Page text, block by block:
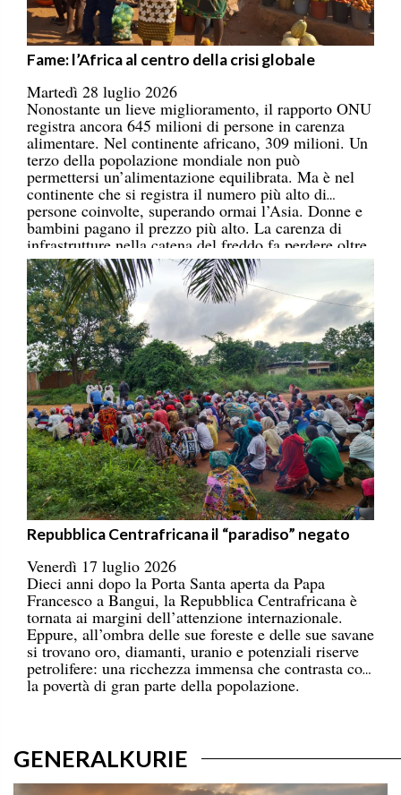
Fame: l’Africa al centro della crisi globale
Martedì 28 luglio 2026
Nonostante un lieve miglioramento, il rapporto ONU
registra ancora 645 milioni di persone in carenza
alimentare. Nel continente africano, 309 milioni. Un
terzo della popolazione mondiale non può
permettersi un’alimentazione equilibrata. Ma è nel
continente che si registra il numero più alto di
persone coinvolte, superando ormai l’Asia. Donne e
bambini pagano il prezzo più alto. La carenza di
infrastrutture nella catena del freddo fa perdere oltre
un terzo della produzione di frutta, verdura, pesce e
latticini.
Repubblica Centrafricana il “paradiso” negato
Venerdì 17 luglio 2026
Dieci anni dopo la Porta Santa aperta da Papa
Francesco a Bangui, la Repubblica Centrafricana è
tornata ai margini dell’attenzione internazionale.
Eppure, all’ombra delle sue foreste e delle sue savane
si trovano oro, diamanti, uranio e potenziali riserve
petrolifere: una ricchezza immensa che contrasta con
la povertà di gran parte della popolazione.
GENERALKURIE